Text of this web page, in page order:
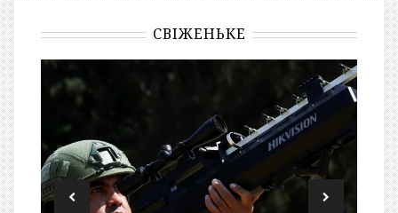
СВІЖЕНЬКЕ